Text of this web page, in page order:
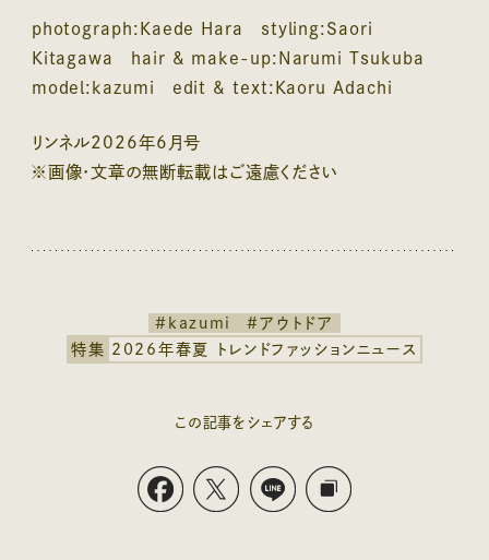
photograph:Kaede Hara styling:Saori
Kitagawa hair & make-up:Narumi Tsukuba
model:kazumi edit & text:Kaoru Adachi
リンネル2026年6月号
※画像・文章の無断転載はご遠慮ください
#kazumi
#アウトドア
特集 2026年春夏 トレンドファッションニュース
この記事をシェアする